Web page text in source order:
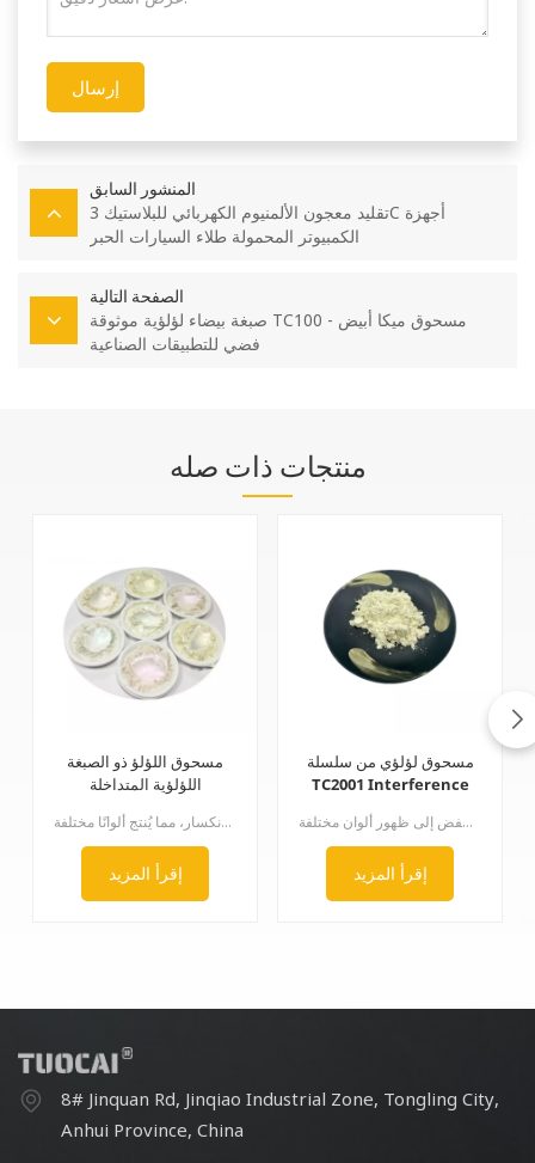
إرسال
المنشور السابق
تقليد معجون الألمنيوم الكهربائي للبلاستيك 3C أجهزة
الكمبيوتر المحمولة طلاء السيارات الحبر
الصفحة التالية
صبغة بيضاء لؤلؤية موثوقة TC100 - مسحوق ميكا أبيض
فضي للتطبيقات الصناعية
منتجات ذات صله
مسحوق اللؤلؤ ذو الصبغة
اللؤلؤية المتداخلة
من خلال التحكم الدقيق في سمك طلاء ثاني أكسيد التيتانيوم، تُنتج سلسلة التداخل ألوانًا ذهبية وحمراء وأرجوانية وزرقاء وخضراء، بالإضافة إلى ألوان أخرى متغيرة التداخل تُضفي بريقًا. يُعزى لون هذه السلسلة بالكامل إلى تداخل الضوء الفيزيائي. ويتداخل اختلاف المسار البصري بين الضوء المنعكس من ثاني أكسيد التيتانيوم عالي معامل الانكسار والضوء المنعكس من الميكا منخفضة معامل الانكسار، مما يُنتج ألوانًا مختلفة.
إقرأ المزيد
مسحوق لؤلؤي من سلسلة
TC2001 Interference
من خلال التحكم الدقيق في سُمك طبقة ثاني أكسيد التيتانيوم، تُنتج سلسلة التداخل ألوانًا ذهبية وحمراء وبنفسجية وزرقاء وخضراء وغيرها من ألوان قوس قزح المتغيرة بفعل التداخل، مما يُضفي عليها بريقًا مميزًا. وينتج لون هذه السلسلة من المنتجات كليًا عن تداخل الضوء الفيزيائي. ويؤدي اختلاف المسار البصري بين الضوء المنعكس من ثاني أكسيد التيتانيوم ذي معامل الانكسار العالي والضوء المنعكس من الميكا ذات معامل الانكسار المنخفض إلى ظهور ألوان مختلفة.
إقرأ المزيد
8# Jinquan Rd, Jinqiao Industrial Zone, Tongling City,
Anhui Province, China